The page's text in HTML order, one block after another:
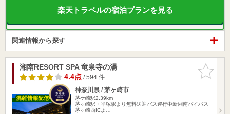
楽天トラベルの宿泊プランを見る
関連情報から探す
お気に入
りに追加
湘南RESORT SPA 竜泉寺の湯
4.4点/ 594 件
神奈川県 / 茅ヶ崎市
茅ケ崎駅2.39km
茅ヶ崎駅・平塚駅より無料送迎バス運行中新湘南バイパス
茅ヶ崎西ICよ…